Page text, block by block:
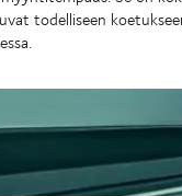
todelliseen